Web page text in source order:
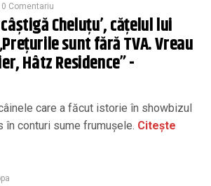
0 Comentariu
Cheluțu’, cățelul lui
sunt fără TVA. Vreau
Hâtz Residence” -
care a făcut istorie în showbizul
în conturi sume frumușele. Citește